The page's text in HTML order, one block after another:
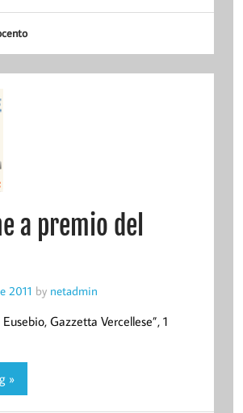
a premio del
2011 by netadmin
Gazzetta Vercellese”, 1
»